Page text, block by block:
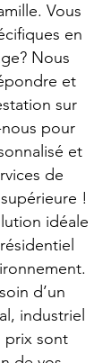
Vous
en
Nous
et
sur
pour
et
de
!
idéale
d’un
industriel
prix sont